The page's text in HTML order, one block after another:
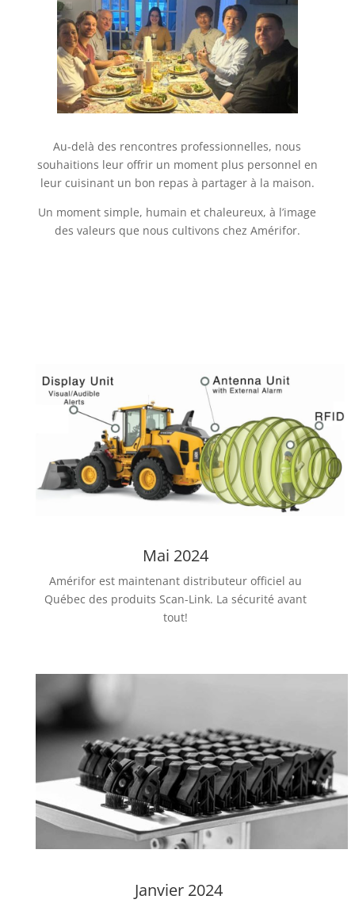
Au-delà des rencontres professionnelles, nous
souhaitions leur offrir un moment plus personnel en
leur cuisinant un bon repas à partager à la maison.
Un moment simple, humain et chaleureux, à l’image
des valeurs que nous cultivons chez Amérifor.
Mai 2024
Amérifor est maintenant distributeur officiel au
Québec des produits Scan-Link. La sécurité avant
tout!
Janvier 2024